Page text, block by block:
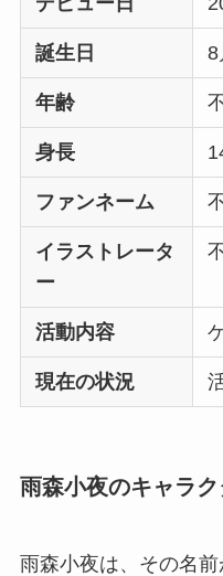
誕生日 8
年齢
身長
ファンネーム
イラストレータ
ー
活動内容
現在の状況
雨森小夜のキャラ
雨森小夜は、その名